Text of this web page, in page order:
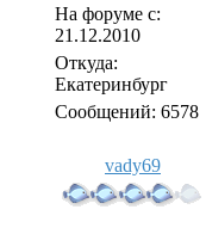
На форуме с:
21.12.2010
Откуда:
Екатеринбург
Сообщений: 6578
vady69